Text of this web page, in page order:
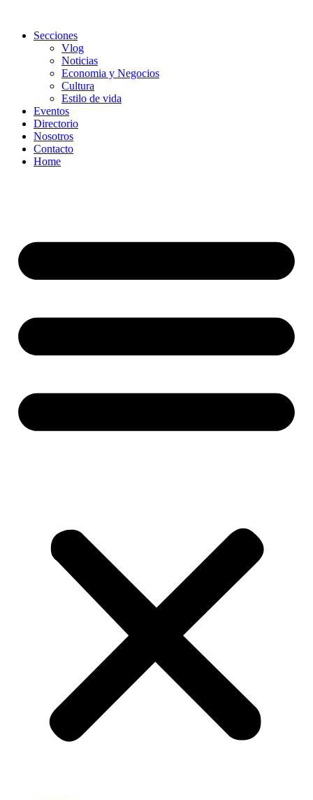
Secciones
Vlog
Noticias
Economia y Negocios
Cultura
Estilo de vida
Eventos
Directorio
Nosotros
Contacto
Home